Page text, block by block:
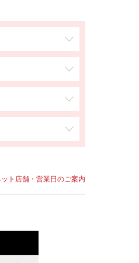
ット店舗・営業日のご案内